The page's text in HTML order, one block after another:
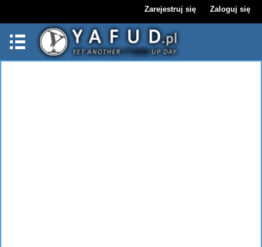
Zarejestruj się Zaloguj się